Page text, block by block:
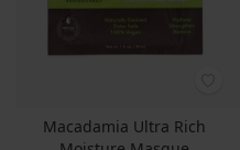
Macadamia Ultra Rich